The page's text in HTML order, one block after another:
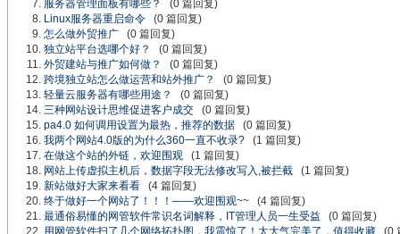
服务器管理面板有哪些？
(0 篇回复)
Linux服务器重启命令 (0 篇回复)
怎么做外贸推广 (0 篇回复)
独立站平台选哪个好？
(0 篇回复)
外贸建站与推广如何做？
(0 篇回复)
跨境独立站怎么做运营和站外推广？
(0 篇回复)
轻量云服务器有哪些用途？
(0 篇回复)
三种网站设计思维促进客户成交 (0 篇回复)
pa4.0 如何调用设置为最热，推荐的数据 (0 篇回复)
我两个网站4.0版的为什么360一直不收录? (1 篇回复)
在做这个站的外链，欢迎围观 (1 篇回复)
网站上传虚拟主机后，数据字段无法修改写入,被拦截 (1 篇回复)
新站做好大家来看看 (4 篇回复)
终于做好一个网站了！！！——欢迎围观~~ (4 篇回复)
最通俗易懂的网管软件常识名词解释，IT管理人员一生受益 (0 篇回复)